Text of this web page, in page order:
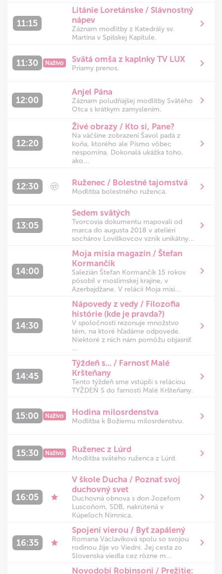
11:15
Litánie Loretánske / Slávnostný
nápev
Záznam modlitby z Katedrály sv.
Martina v Spišskej Kapitule.
11:30 Naživo Svätá omša z kaplnky TV LUX
Priamy prenos.
12:00
Anjel Pána
Záznam poludňajšej modlitby Svätého
Otca s krátkym zamyslením.
12:20
Živé obrazy / Kto si, Pane?
Na väčšine zobrazení Šavol padá z
koňa, ktorého ale Písmo vôbec
nespomína. Dokonalá ukážka toho,
ako...
12:30 ST Ruženec / Bolestné tajomstvá
Modlitba bolestného ruženca.
13:05
Sedem svätých
Tvorcovia dokumentu mapovali od
marca do augusta 2018 v ateliéri
sochárov Loviškovcov vznik unikátny...
14:00
Moja misia magazín / Štefan
Kormančík
Salezián Štefan Kormančík 15 rokov
pôsobil v moslimskej krajine, v
Azerbajdžane. V relácii Moja misi...
14:30
Nápovedy z vedy / Filozofia
histórie (kde je pravda?)
V spoločnosti rezonuje množstvo
tém, na ktoré hľadáme odpovede.
Niektoré z nich nám pomôžu objasniť
...
14:45
Týždeň s... / Farnosť Malé
Kršteňany
Tento týždeň sme vstúpili s reláciou
TYŽDEŇ S do farnosti Malé Kršteňany.
15:00 Naživo Hodina milosrdenstva
Modlitba k Božiemu milosrdenstvu.
15:30 Naživo Ruženec z Lúrd
Modlitba svätého ruženca z Lúrd.
16:05
V škole Ducha / Poznať svoj
duchovný svet
Duchovná obnova s don Jozefom
Luscoňom, SDB, nakrútená v
Kúpeľoch Nimnica.
16:35
Spojení vierou / Byť zapálený
Romana Václavíková spolu so svojou
rodinou žije vo Viedni. Jej cesta zo
Slovenska viedla cez rôzne m...
Novodobí Robinsoni / Prežitie: